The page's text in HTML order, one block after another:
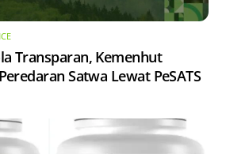
Transparan, Kemenhut
Satwa Lewat PeSATS